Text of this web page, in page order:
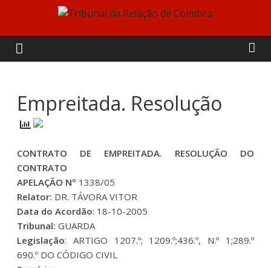
content
Tribunal
da
Relação
de
Coimbra
Empreitada. Resolução
CONTRATO DE EMPREITADA. RESOLUÇÃO DO
CONTRATO
APELAÇÃO Nº 1338/05
Relator: DR. TÁVORA VITOR
Data do Acordão: 18-10-2005
Tribunal: GUARDA
Legislação: ARTIGO 1207.º; 1209.º;436.º, N.º 1;289.º
690.º DO CÓDIGO CIVIL